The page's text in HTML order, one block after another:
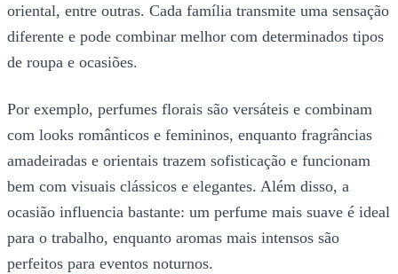
oriental, entre outras. Cada família transmite uma sensação
diferente e pode combinar melhor com determinados tipos
de roupa e ocasiões.
Por exemplo, perfumes florais são versáteis e combinam
com looks românticos e femininos, enquanto fragrâncias
amadeiradas e orientais trazem sofisticação e funcionam
bem com visuais clássicos e elegantes. Além disso, a
ocasião influencia bastante: um perfume mais suave é ideal
para o trabalho, enquanto aromas mais intensos são
perfeitos para eventos noturnos.